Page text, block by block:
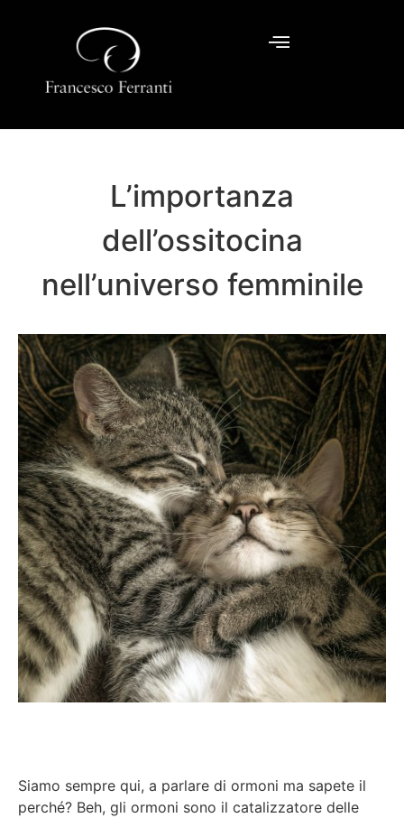
L’importanza
dell’ossitocina
nell’universo femminile
Siamo sempre qui, a parlare di ormoni ma sapete il
perché? Beh, gli ormoni sono il catalizzatore delle